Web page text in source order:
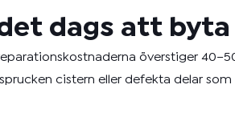
det dags att
överstiger
cistern eller defekta delar